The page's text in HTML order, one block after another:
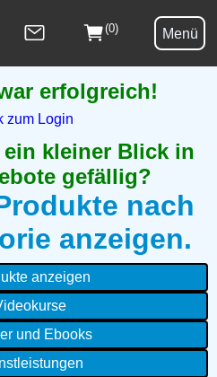
(0) Menü
erfolgreich!
zum Login
kleiner Blick in
gefällig?
nach
anzeigen.
anzeigen
und Ebooks